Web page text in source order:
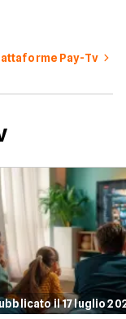
Pay-Tv
il 17 luglio